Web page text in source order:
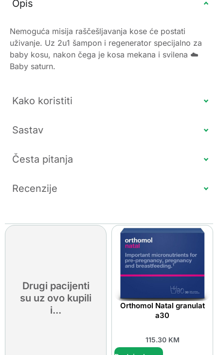
Opis
Nemoguća misija raščešljavanja kose će postati
uživanje. Uz 2u1 šampon i regenerator specijalno za
baby kosu, nakon čega je kosa mekana i svilena ☁️
Baby saturn.
Kako koristiti
Sastav
Česta pitanja
Recenzije
Drugi pacijenti
su uz ovo kupili
i...
Orthomol Natal granulat
a30
115.30 KM